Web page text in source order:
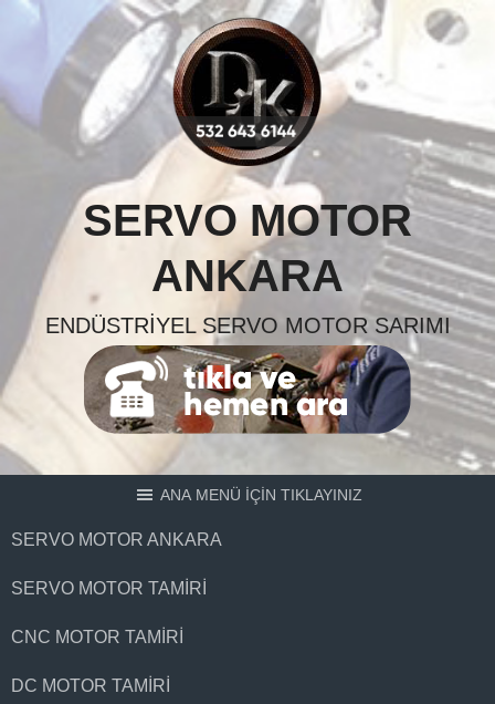
Skip
content
SERVO MOTOR
ANKARA
ENDÜSTRIYEL SERVO MOTOR SARIMI
ANA MENÜ İÇİN TIKLAYINIZ
SERVO MOTOR ANKARA
SERVO MOTOR TAMIRI
CNC MOTOR TAMIRI
DC MOTOR TAMIRI